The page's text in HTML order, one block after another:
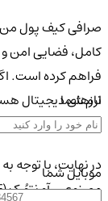
صرافی کیف پول من
فراهم کرده است.
ارزهای دیجیتال
خواهد بود.
در نهایت، با توجه
نام شما
موبایل شما